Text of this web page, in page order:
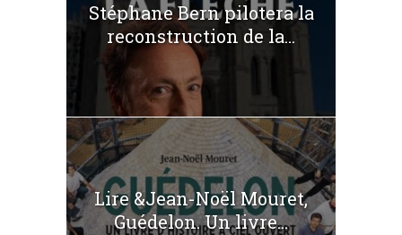
Stéphane Bern pilotera la
reconstruction de la...
Lire &Jean-Noël Mouret,
Guédelon. Un livre...